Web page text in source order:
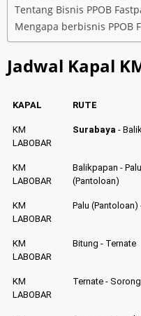
Tentang Bisnis PPOB
Mengapa berbisnis PPOB
Jadwal Kapal
KAPAL RUTE
KM
LABOBAR
Surabaya -
KM
LABOBAR
Balikpapan - Palu
(Pantoloan)
KM
LABOBAR
Palu (Pantoloan)
KM
LABOBAR
Bitung - Ternate
KM
LABOBAR
Ternate - Sorong